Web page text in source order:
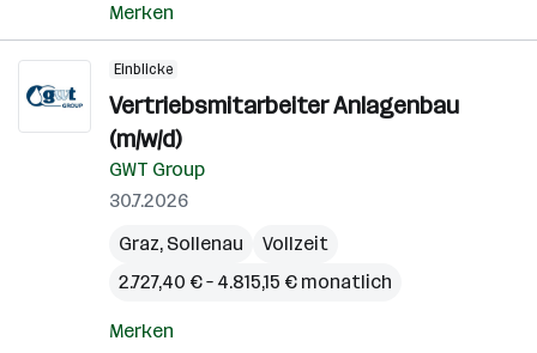
Merken
Einblicke
Vertriebsmitarbeiter Anlagenbau
(m/w/d)
GWT Group
30.7.2026
Graz, Sollenau
Vollzeit
2.727,40 € – 4.815,15 € monatlich
Merken